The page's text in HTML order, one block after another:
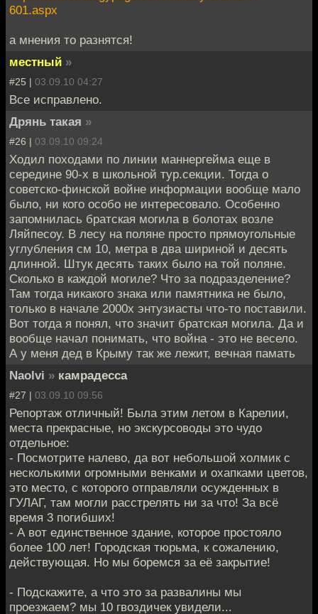
601.aspx
а мнения то разнятся!
местный »
#25 | 03.09.10 04:27
Все исправлено.
Дрянь такая »
#26 | 03.09.10 09:24
Ходил походами по линии маннергейма еще в
середине 90-х в школьной тур.секции. Тогда о
советско-финской войне информации вообще мало
было, ни кого особо не интересовало. Особенно
запомнилась братская могила в болотах возле
Ляйпесоу. В лесу на поляне просто прямоугольные
углубления см 10, метра в два шириной и десять
длинной. Штук десять таких было на той поляне.
Сколько в каждой могиле? Что за подразделение?
Там тогда никакого знака или памятника не было,
только в начале 2000х энтузиасты что-то поставили.
Вот тогда я понял, что значит братская могила. Да и
вообще начал понимать, что война - это не весело.
А у меня дед в Крыму так же лежит, вечная памать
Naolvi » камрадесса
#27 | 03.09.10 09:56
Репортаж отличный! Была этим летом в Карелии,
места прекрасные, но экскурсоводы это чудо
отдельное:
- Посмотрите налево, да вот небольшой холмик с
несколькими огромными венками и охапками цветов,
это место, с которого отправляли осужденных в
ГУЛАГ, там могли расстрелять ни за что! За всё
время 3 погибших!
- А вот единственное здание, которое простояло
более 100 лет! Городская тюрьма, к сожалению,
действующая. Но мы боремся за её закрытие!
- Подскажите, а что это за развалины мы
проезжаем? мы 10 гвоздичек увидели...